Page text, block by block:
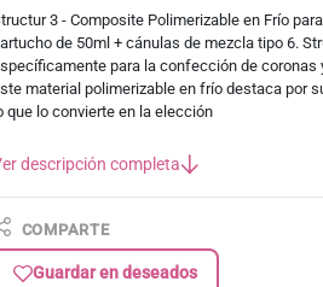
3 - Composite Polimerizable en Frío
de 50ml + cánulas de mezcla tipo 6.
para la confección de coronas
material polimerizable en frío destaca por
que lo convierte en la elección
descripción completa
COMPARTE
Guardar en deseados